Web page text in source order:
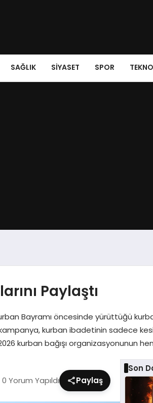
SAĞLIK SIYASET SPOR
Paylaştı
Bayramı öncesinde yürüttüğü
kurban ibadetinin sadece
kurban bağışı organizasyonunun
0 Yorum Yapıldı Paylaş
Son